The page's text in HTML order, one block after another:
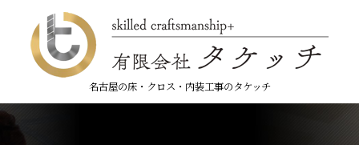
名古屋の床・クロス・内装工事のタケッチ